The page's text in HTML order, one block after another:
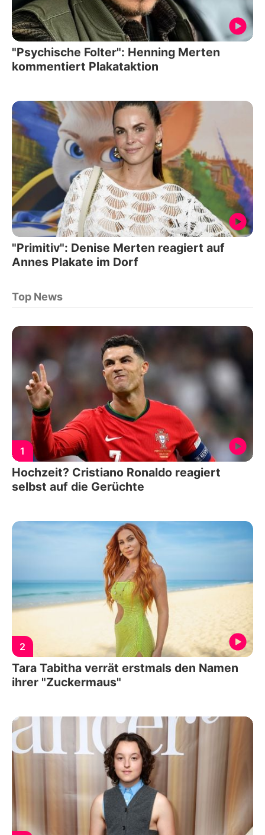
"Psychische Folter": Henning Merten
kommentiert Plakataktion
"Primitiv": Denise Merten reagiert auf
Annes Plakate im Dorf
Top News
1
Hochzeit? Cristiano Ronaldo reagiert
selbst auf die Gerüchte
2
Tara Tabitha verrät erstmals den Namen
ihrer "Zuckermaus"